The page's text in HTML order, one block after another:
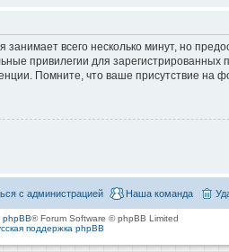
всего несколько минут, но
привилегии для зарегистрированных
Помните, что ваше присутствие на
Наша команда
с администрацией
phpBB® Forum Software © phpBB Limited
поддержка phpBB